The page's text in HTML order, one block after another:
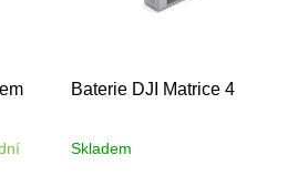
Baterie DJI Matrice 4
Skladem